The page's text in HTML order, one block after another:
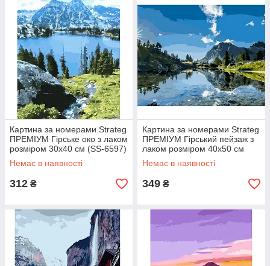
Картина за номерами Strateg
ПРЕМІУМ Гірське око з лаком
розміром 30х40 см (SS-6597)
Немає в наявності
312 ₴
Картина за номерами Strateg
ПРЕМІУМ Гірський пейзаж з
лаком розміром 40х50 см
(GS1157)
Немає в наявності
349 ₴